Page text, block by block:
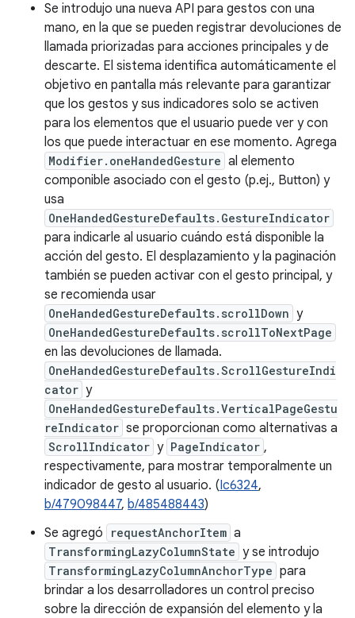
Se introdujo una nueva API para gestos con una
mano, en la que se pueden registrar devoluciones de
llamada priorizadas para acciones principales y de
descarte. El sistema identifica automáticamente el
objetivo en pantalla más relevante para garantizar
que los gestos y sus indicadores solo se activen
para los elementos que el usuario puede ver y con
los que puede interactuar en ese momento. Agrega
Modifier.oneHandedGesture al elemento
componible asociado con el gesto (p.ej., Button) y
usa
OneHandedGestureDefaults.GestureIndicator
para indicarle al usuario cuándo está disponible la
acción del gesto. El desplazamiento y la paginación
también se pueden activar con el gesto principal, y
se recomienda usar
OneHandedGestureDefaults.scrollDown y
OneHandedGestureDefaults.scrollToNextPage
en las devoluciones de llamada.
OneHandedGestureDefaults.ScrollGestureIndi
cator y
OneHandedGestureDefaults.VerticalPageGestu
reIndicator se proporcionan como alternativas a
ScrollIndicator y PageIndicator ,
respectivamente, para mostrar temporalmente un
indicador de gesto al usuario. (Ic6324,
b/479098447, b/485488443)
Se agregó
requestAnchorItem a
TransformingLazyColumnState y se introdujo
TransformingLazyColumnAnchorType para
brindar a los desarrolladores un control preciso
sobre la dirección de expansión del elemento y la